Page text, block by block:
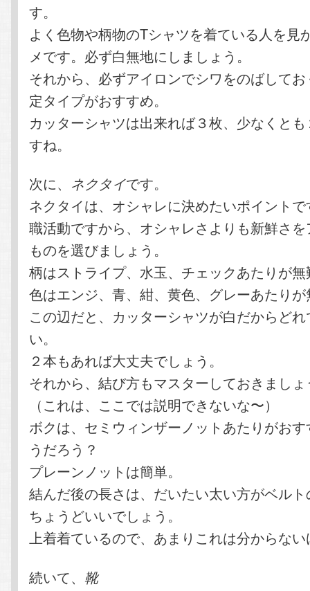
す。
よく色物や柄物のTシャツを着ている人を見
メです。必ず白無地にしましょう。
それから、必ずアイロンでシワをのばして
定タイプがおすすめ。
カッターシャツは出来れば３枚、少なくと
すね。
次に、 ネクタイです。
ネクタイは、オシャレに決めたいポイント
職活動ですから、オシャレさよりも新鮮さ
ものを選びましょう。
柄はストライプ、水玉、チェックあたりが無
色はエンジ、青、紺、黄色、グレーあたり
この辺だと、カッターシャツが白だからど
い。
２本もあれば大丈夫でしょう。
それから、結び方もマスターしておきまし
（これは、ここでは説明できないな〜）
ボクは、セミウィンザーノットあたりがお
うだろう？
プレーンノットは簡単。
結んだ後の長さは、だいたい太い方がベル
ちょうどいいでしょう。
上着着ているので、あまりこれは分からな
続いて、 靴